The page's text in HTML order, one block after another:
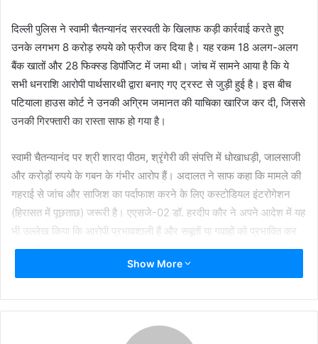
दिल्ली पुलिस ने स्वामी चैतन्यानंद सरस्वती के खिलाफ कड़ी कार्रवाई करते हुए
उनके लगभग 8 करोड़ रुपये को फ्रीज कर दिया है। यह रकम 18 अलग-अलग
बैंक खातों और 28 फिक्स्ड डिपॉजिट में जमा थी। जांच में सामने आया है कि ये
सभी धनराशि आरोपी पार्थसारथी द्वारा बनाए गए ट्रस्ट से जुड़ी हुई है। इस बीच
पटियाला हाउस कोर्ट ने उनकी अग्रिम जमानत की याचिका खारिज कर दी, जिससे
उनकी गिरफ्तारी का रास्ता साफ हो गया है।
स्वामी चैतन्यानंद पर श्री शारदा पीठम, श्रृंगेरी की संपत्ति में धोखाधड़ी, जालसाजी
और करोड़ों रुपये के गबन के गंभीर आरोप हैं। अदालत ने साफ कहा कि मामले की
गहराई से जांच और साजिश का पर्दाफाश करने के लिए कस्टोडियल इंटरोगेशन
(हिरासत में पूछताछ) जरूरी है। एएसजे-02 डॉ. हरदीप कौर ने अपने आदेश में यह
भी उल्लेख किया कि आरोपी प्रभावशाली हैं और सबूतों या गवाहों को प्रभावित कर
सकते हैं।
शिकायतकर्ता पी.ए. मुरली ने आरोप लगाया कि स्वामी ने श्री शारदा इंस्टीट्यूट ऑफ
Show More